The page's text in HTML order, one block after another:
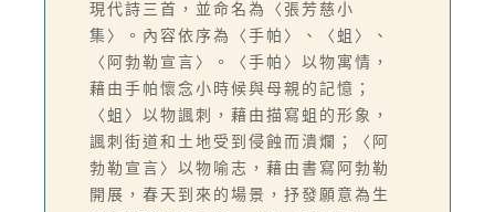
現代詩三首，並命名為〈張芳慈小
集〉。內容依序為〈手帕〉、〈蛆〉、
〈阿勃勒宣言〉。〈手帕〉以物寓情，
藉由手帕懷念小時候與母親的記憶；
〈蛆〉以物諷刺，藉由描寫蛆的形象，
諷刺街道和土地受到侵蝕而潰爛；〈阿
勃勒宣言〉以物喻志，藉由書寫阿勃勒
開展，春天到來的場景，抒發願意為生